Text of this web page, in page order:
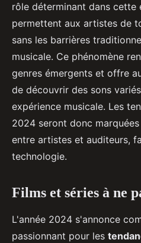
rôle déterminant dans cette
permettent aux artistes de
sans les barrières
musicale. Ce phénomène
genres émergents et offre
de découvrir des sons
expérience musicale. Les
2024 seront donc
entre artistes et auditeurs,
technologie.
Films et séries à ne
L'année 2024 s'annonce
passionnant pour les